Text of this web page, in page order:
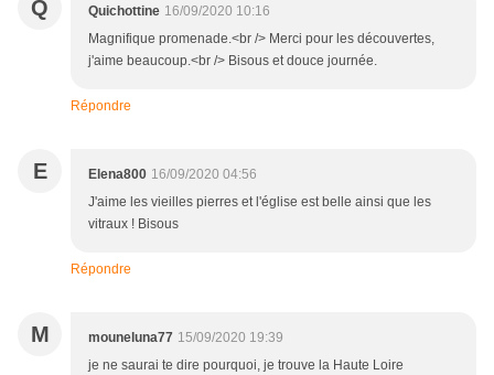
Q Quichottine 16/09/2020 10:16
Magnifique promenade.<br /> Merci pour les découvertes,
j'aime beaucoup.<br /> Bisous et douce journée.
Répondre
E Elena800 16/09/2020 04:56
J'aime les vieilles pierres et l'église est belle ainsi que les
vitraux ! Bisous
Répondre
M mouneluna77 15/09/2020 19:39
je ne saurai te dire pourquoi, je trouve la Haute Loire